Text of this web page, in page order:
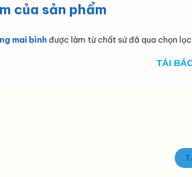
của sản phẩm
mai bình được làm từ chất sứ đã qua chọn
TẢI